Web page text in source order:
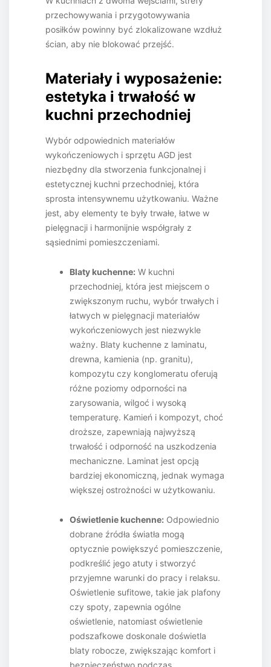
przechowywania i przygotowywania
posiłków powinny być zlokalizowane wzdłuż
ścian, aby nie blokować przejść.
Materiały i wyposażenie:
estetyka i trwałość w
kuchni przechodniej
Wybór odpowiednich materiałów
wykończeniowych i sprzętu AGD jest
niezbędny dla stworzenia funkcjonalnej i
estetycznej kuchni przechodniej, która
sprosta intensywnemu użytkowaniu. Ważne
jest, aby elementy te były trwałe, łatwe w
pielęgnacji i harmonijnie współgrały z
sąsiednimi pomieszczeniami.
Blaty kuchenne: W kuchni
przechodniej, która jest miejscem o
zwiększonym ruchu, wybór trwałych i
łatwych w pielęgnacji materiałów
wykończeniowych jest niezwykle
ważny. Blaty kuchenne z laminatu,
drewna, kamienia (np. granitu),
kompozytu czy konglomeratu oferują
różne poziomy odporności na
zarysowania, wilgoć i wysoką
temperaturę. Kamień i kompozyt, choć
droższe, zapewniają najwyższą
trwałość i odporność na uszkodzenia
mechaniczne. Laminat jest opcją
bardziej ekonomiczną, jednak wymaga
większej ostrożności w użytkowaniu.
Oświetlenie kuchenne: Odpowiednio
dobrane źródła światła mogą
optycznie powiększyć pomieszczenie,
podkreślić jego atuty i stworzyć
przyjemne warunki do pracy i relaksu.
Oświetlenie sufitowe, takie jak plafony
czy spoty, zapewnia ogólne
oświetlenie, natomiast oświetlenie
podszafkowe doskonale doświetla
blaty robocze, zwiększając komfort i